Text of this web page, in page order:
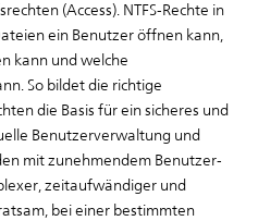
(Access). NTFS-Rechte in
ein Benutzeröffnen kann,
kann und welche
So bildetdie richtige
die Basis füreinsicheres und
Benutzerverwaltung und
mitzunehmendem Benutzer-
zeitaufwändiger und
beieiner bestimmten